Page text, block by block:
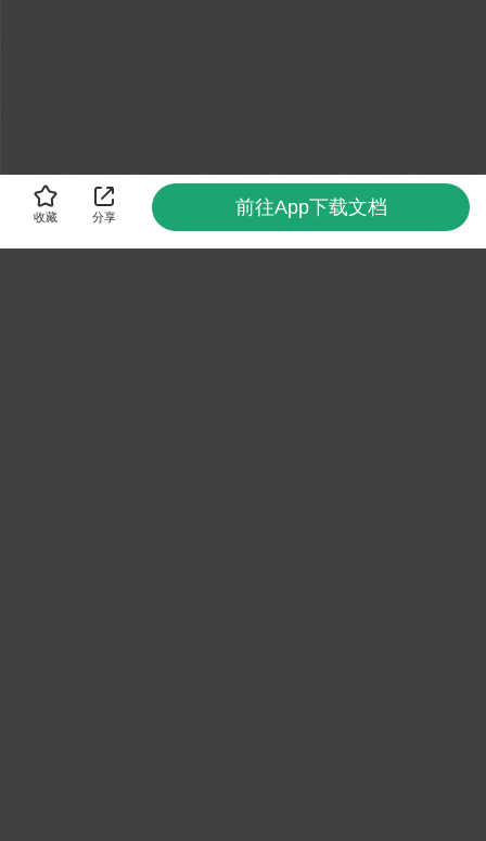
收藏 分享 前往App下载文档